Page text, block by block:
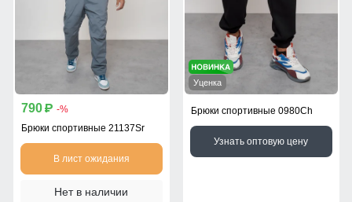
790 p -%
Брюки спортивные 21137Sr
В лист ожидания
Нет в наличии
Уценка
Брюки спортивные 0980Ch
Узнать оптовую цену